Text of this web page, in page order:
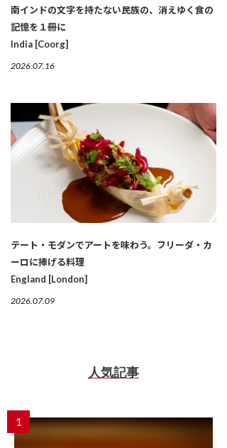
南インドの文字を持たない民族の、消えゆく食の
記憶を１冊に
India [Coorg]
2026.07.16
テート・モダンでアートを味わう。フリーダ・カ
ーロに捧げる料理
England [London]
2026.07.09
人気記事
1